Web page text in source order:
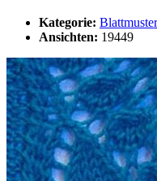
Kategorie: Blattmuster
Ansichten: 19449